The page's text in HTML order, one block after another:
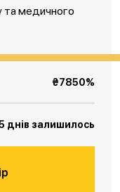
та медичного
₴7850%
днів залишилось